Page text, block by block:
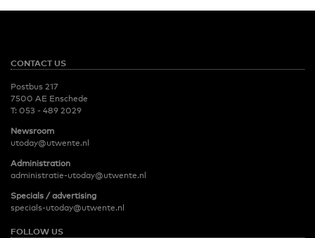
CONTACT US
Postbus 217
7500 AE Enschede
T: 053 - 489 2029
Newsroom
utoday@utwente.nl
Administration
administratie-utoday@utwente.nl
Specials / advertising
specials-utoday@utwente.nl
FOLLOW US